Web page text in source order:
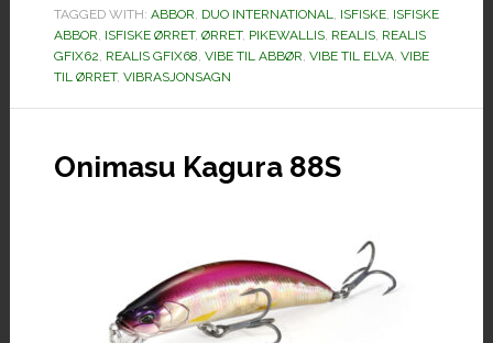
TAGGED WITH: ABBOR, DUO INTERNATIONAL, ISFISKE, ISFISKE
ABBOR, ISFISKE ØRRET, ØRRET, PIKEWALLIS, REALIS, REALIS
GFIX62, REALIS GFIX68, VIBE TIL ABBØR, VIBE TIL ELVA, VIBE
TIL ØRRET, VIBRASJONSAGN
Onimasu Kagura 88S